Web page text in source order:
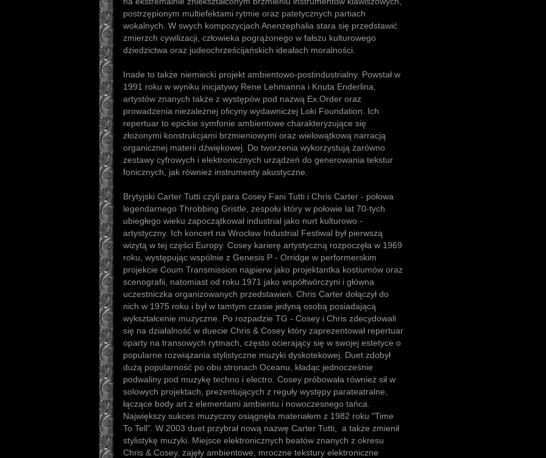
postrzępionym multiefektami rytmie oraz patetycznych partiach
wokalnych. W swych kompozycjach Anenzephalia stara się przedstawić
zmierzch cywilizacji, człowieka pogrążonego w fałszu kulturowego
dziedzictwa oraz judeochrześcijańskich ideałach moralności.
Inade to także niemiecki projekt ambientowo-postindustrialny. Powstał w
1991 roku w wyniku inicjatywy Rene Lehmanna i Knuta Enderlina,
artystów znanych także z występów pod nazwą Ex.Order oraz
prowadzenia niezależnej oficyny wydawniczej Loki Foundation. Ich
repertuar to epickie symfonie ambientowe charakteryzujące się
złożonymi konstrukcjami brzmieniowymi oraz wielowątkową narracją
organicznej materii dźwiękowej. Do tworzenia wykorzystują zarówno
zestawy cyfrowych i elektronicznych urządzeń do generowania tekstur
fonicznych, jak również instrumenty akustyczne.
Brytyjski Carter Tutti czyli para Cosey Fani Tutti i Chris Carter - połowa
legendarnego Throbbing Gristle, zespołu który w połowie lat 70-tych
ubiegłego wieku zapoczątkował industrial jako nurt kulturowo -
artystyczny. Ich koncert na Wrocław Industrial Festiwal był pierwszą
wizytą w tej części Europy. Cosey karierę artystyczną rozpoczęła w 1969
roku, występując wspólnie z Genesis P - Orridge w performerskim
projekcie Coum Transmission najpierw jako projektantka kostiumów oraz
scenografii, natomiast od roku 1971 jako współtwórczyni i główna
uczestniczka organizowanych przedstawień. Chris Carter dołączył do
nich w 1975 roku i był w tamtym czasie jedyną osobą posiadającą
wykształcenie muzyczne. Po rozpadzie TG - Cosey i Chris zdecydowali
się na działalność w duecie Chris & Cosey który zaprezentował repertuar
oparty na transowych rytmach, często ocierający się w swojej estetyce o
popularne rozwiązania stylistyczne muzyki dyskotekowej. Duet zdobył
dużą popularność po obu stronach Oceanu, kładąc jednocześnie
podwaliny pod muzykę techno i electro. Cosey próbowała również sił w
solowych projektach, prezentujących z reguły występy parateatralne,
łączące body art z elementami ambientu i nowoczesnego tańca.
Największy sukces muzyczny osiągnęła materiałem z 1982 roku "Time
To Tell". W 2003 duet przybrał nową nazwę Carter Tutti, a także zmienił
stylistykę muzyki. Miejsce elektronicznych beatów znanych z okresu
Chris & Cosey, zajęły ambientowe, mroczne tekstury elektroniczne